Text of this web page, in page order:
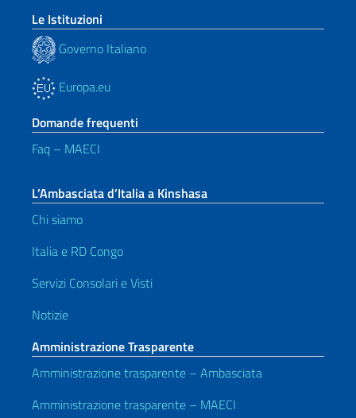
Le Istituzioni
Governo Italiano
Europa.eu
Domande frequenti
Faq – MAECI
L’Ambasciata d’Italia a Kinshasa
Chi siamo
Italia e RD Congo
Servizi Consolari e Visti
Notizie
Amministrazione Trasparente
Amministrazione trasparente – Ambasciata
Amministrazione trasparente – MAECI